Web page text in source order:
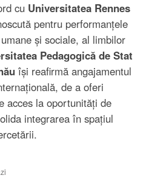
cu Universitatea Rennes
pentru performanțele
și sociale, al limbilor
Pedagogică de Stat
își reafirmă angajamentul
de a oferi
acces la oportunități de
integrarea în spațiul